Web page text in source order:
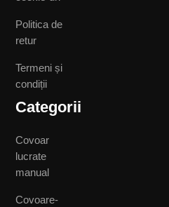
Politica de
retur
Termeni și
condiții
Categorii
Covoar
lucrate
manual
Covoare-